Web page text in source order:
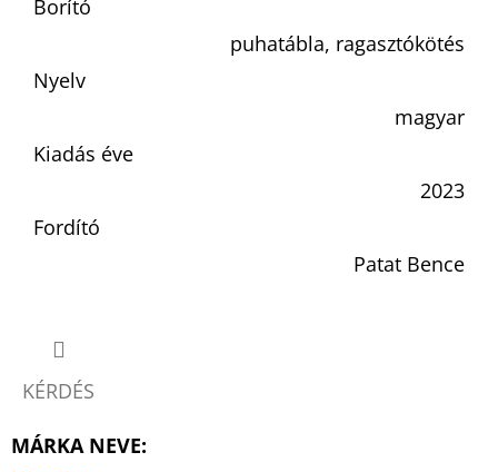
Borító
puhatábla, ragasztókötés
Nyelv
magyar
Kiadás éve
2023
Fordító
Patat Bence
KÉRDÉS
MÁRKA NEVE: